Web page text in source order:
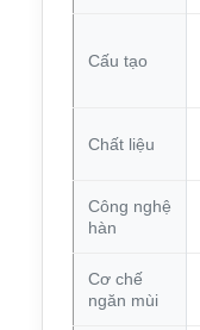
Cấu tạo
Chất liệu
Công nghệ
hàn
Cơ chế
ngăn mùi